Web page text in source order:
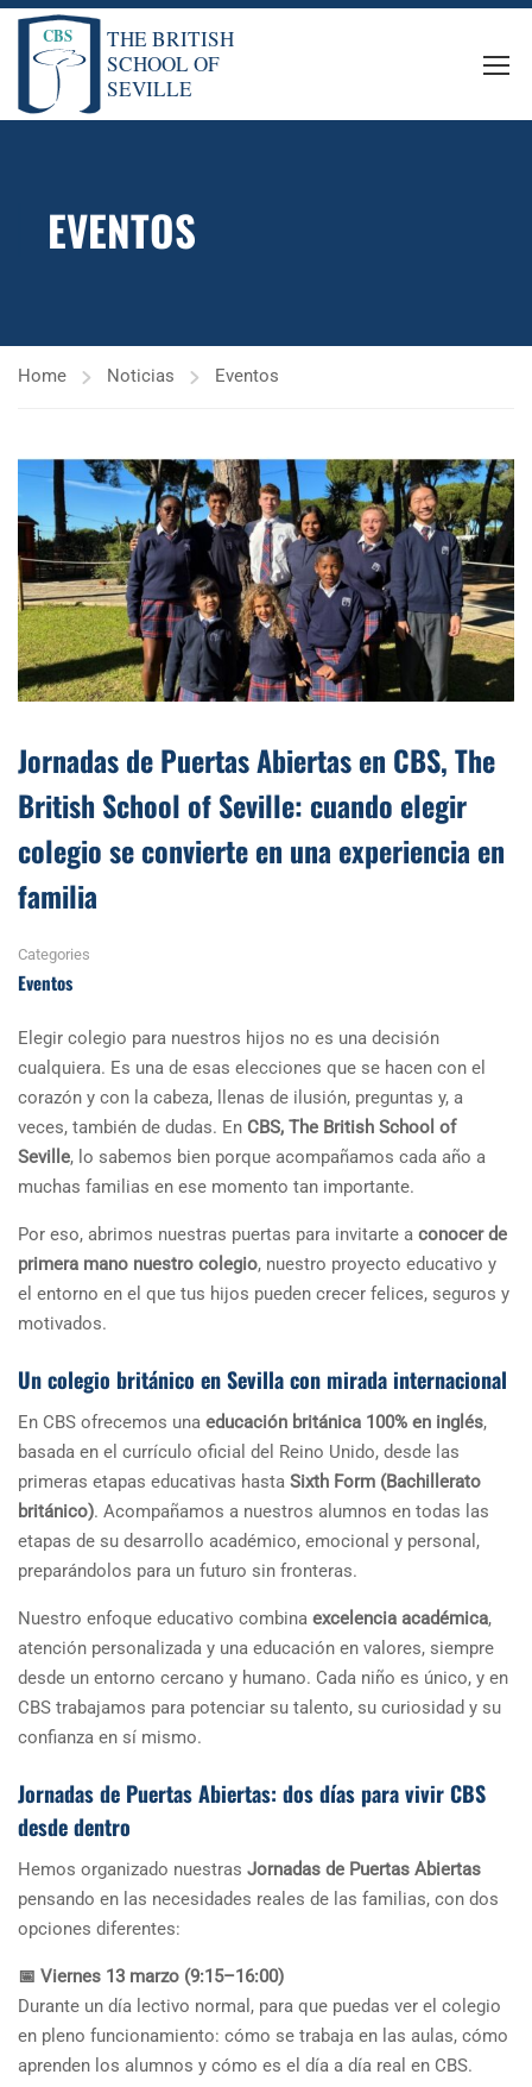
EVENTOS
Home Noticias Eventos
Jornadas de Puertas Abiertas en CBS, The
British School of Seville: cuando elegir
colegio se convierte en una experiencia en
familia
Categories
Eventos
Elegir colegio para nuestros hijos no es una decisión
cualquiera. Es una de esas elecciones que se hacen con el
corazón y con la cabeza, llenas de ilusión, preguntas y, a
veces, también de dudas. En CBS, The British School of
Seville, lo sabemos bien porque acompañamos cada año a
muchas familias en ese momento tan importante.
Por eso, abrimos nuestras puertas para invitarte a conocer de
primera mano nuestro colegio, nuestro proyecto educativo y
el entorno en el que tus hijos pueden crecer felices, seguros y
motivados.
Un colegio británico en Sevilla con mirada internacional
En CBS ofrecemos una educación británica 100% en inglés,
basada en el currículo oficial del Reino Unido, desde las
primeras etapas educativas hasta Sixth Form (Bachillerato
británico). Acompañamos a nuestros alumnos en todas las
etapas de su desarrollo académico, emocional y personal,
preparándolos para un futuro sin fronteras.
Nuestro enfoque educativo combina excelencia académica,
atención personalizada y una educación en valores, siempre
desde un entorno cercano y humano. Cada niño es único, y en
CBS trabajamos para potenciar su talento, su curiosidad y su
confianza en sí mismo.
Jornadas de Puertas Abiertas: dos días para vivir CBS
desde dentro
Hemos organizado nuestras Jornadas de Puertas Abiertas
pensando en las necesidades reales de las familias, con dos
opciones diferentes:
📅 Viernes 13 marzo (9:15–16:00)
Durante un día lectivo normal, para que puedas ver el colegio
en pleno funcionamiento: cómo se trabaja en las aulas, cómo
aprenden los alumnos y cómo es el día a día real en CBS.